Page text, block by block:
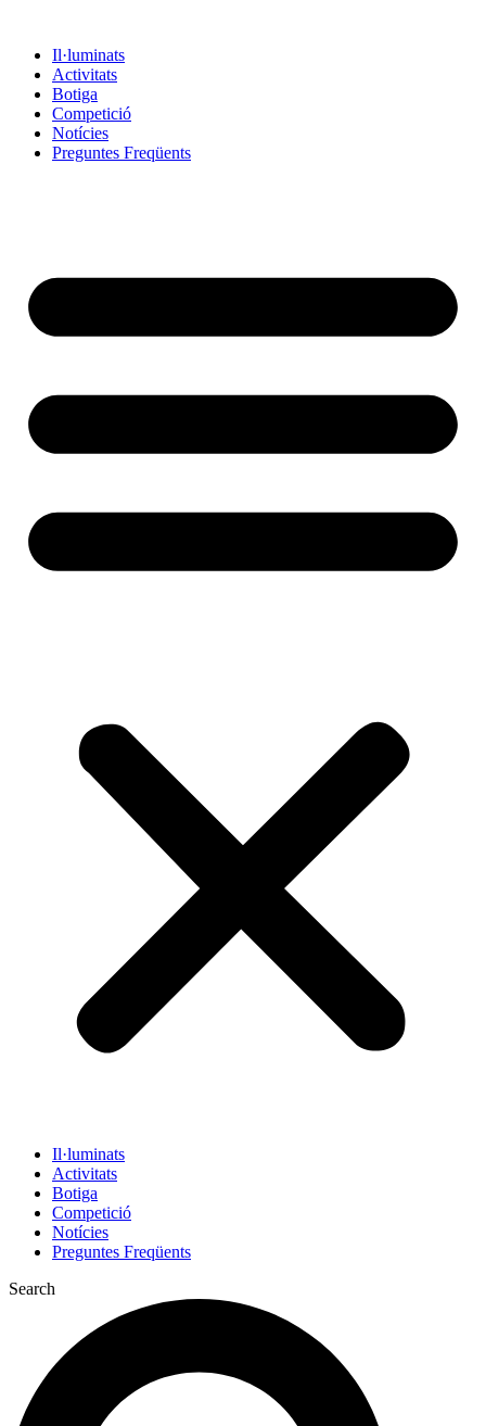
contingutIl·luminats
Activitats
Botiga
Competició
Notícies
Preguntes Freqüents
Il·luminats
Activitats
Botiga
Competició
Notícies
Preguntes Freqüents
Search